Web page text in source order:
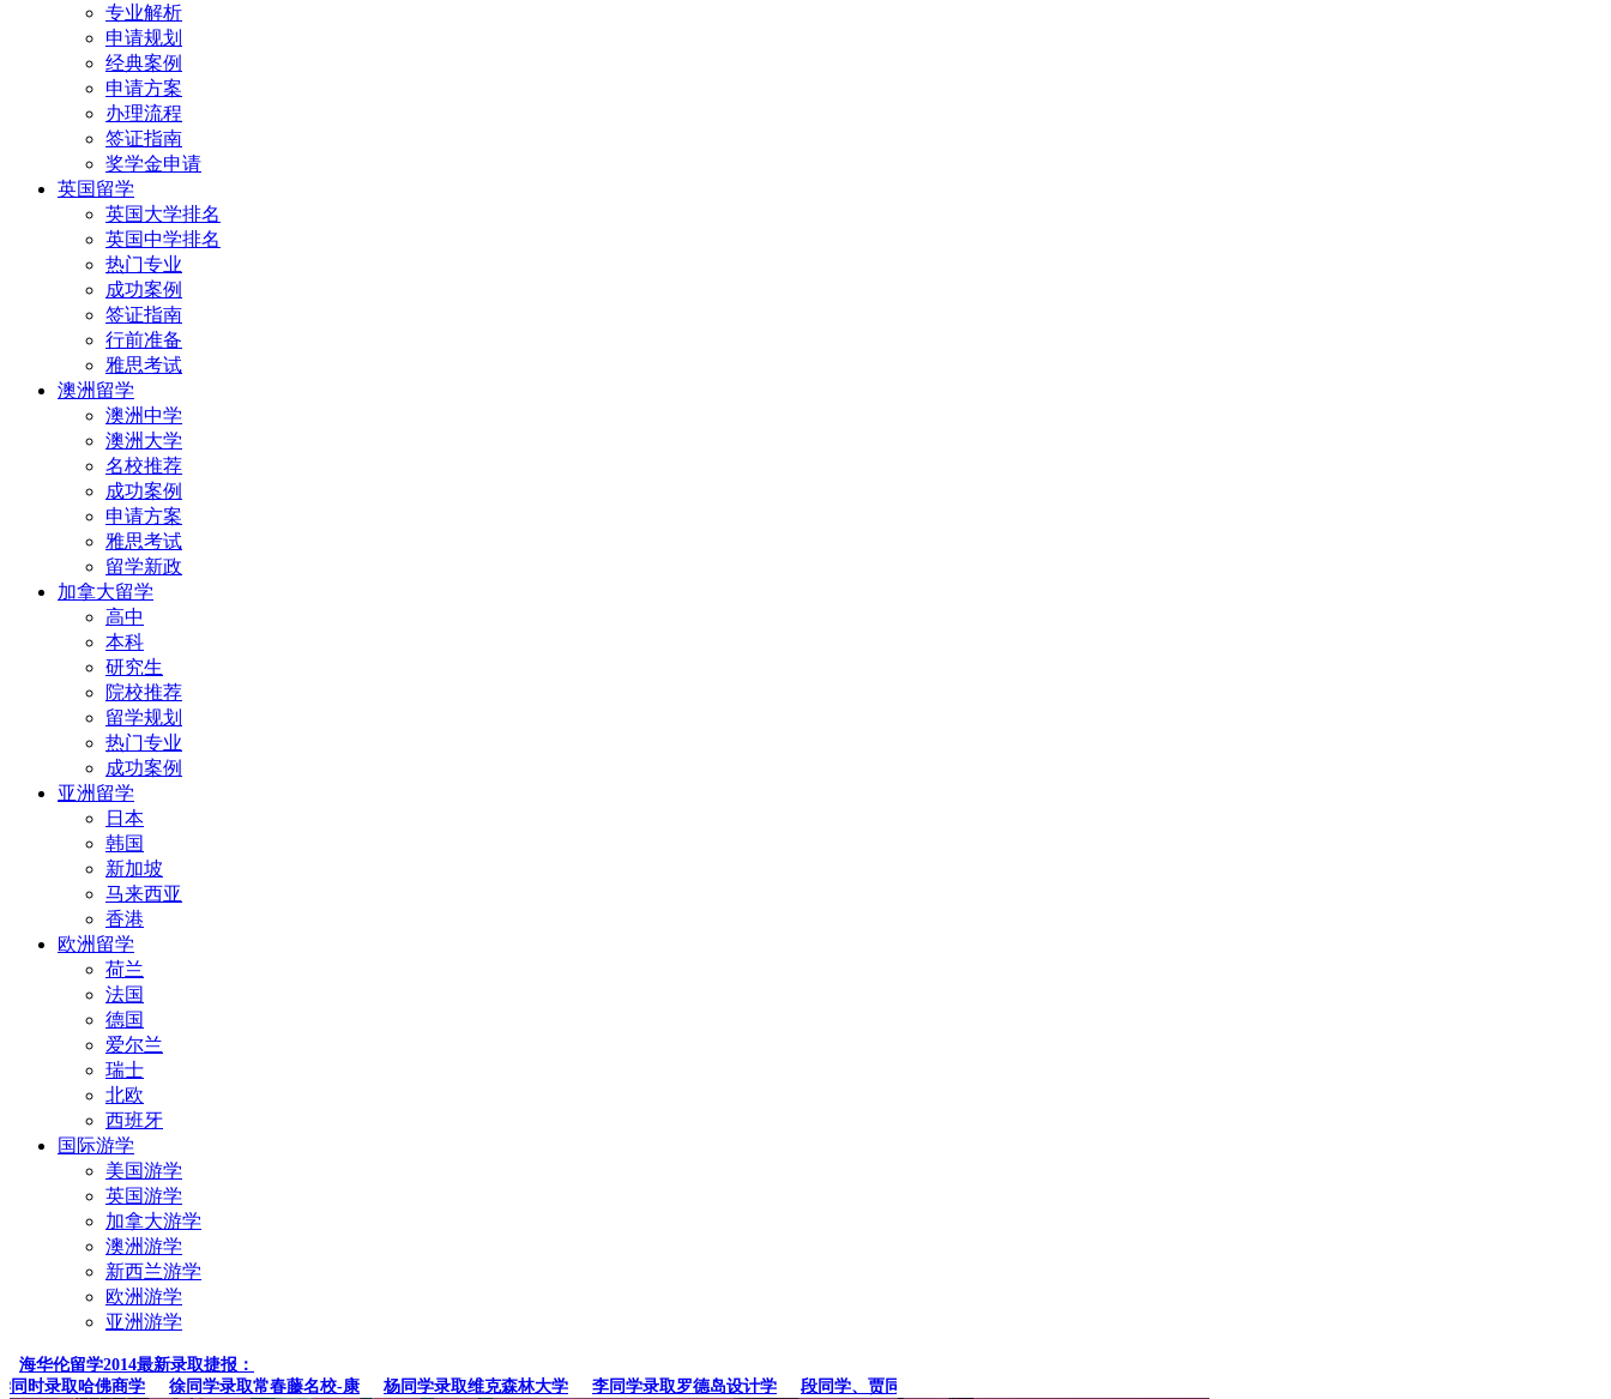
专业解析
申请规划
经典案例
申请方案
办理流程
签证指南
奖学金申请
英国留学
英国大学排名
英国中学排名
热门专业
成功案例
签证指南
行前准备
雅思考试
澳洲留学
澳洲中学
澳洲大学
名校推荐
成功案例
申请方案
雅思考试
留学新政
加拿大留学
高中
本科
研究生
院校推荐
留学规划
热门专业
成功案例
亚洲留学
日本
韩国
新加坡
马来西亚
香港
欧洲留学
荷兰
法国
德国
爱尔兰
瑞士
北欧
西班牙
国际游学
美国游学
英国游学
加拿大游学
澳洲游学
新西兰游学
欧洲游学
亚洲游学
海华伦留学2014最新录取捷报：
录取哈佛商学
徐同学录取常春藤名校-康 杨同学录取维克森林大学 李同学录取罗德岛设计学 段同学、贾同学录取纽约